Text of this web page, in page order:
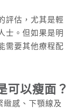
評估，尤其是輕
士。但如果是明
需要其他療程配
可以瘦面？
緻感、下顎線及